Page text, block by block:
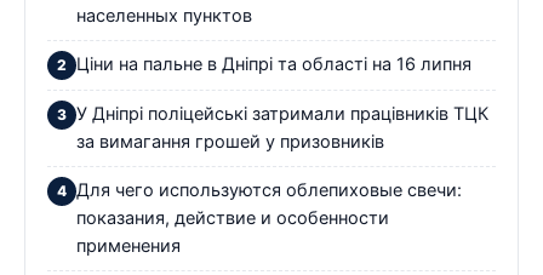
населенных пунктов
Ціни на пальне в Дніпрі та області на 16 липня
У Дніпрі поліцейські затримали працівників ТЦК
за вимагання грошей у призовників
Для чего используются облепиховые свечи:
показания, действие и особенности
применения